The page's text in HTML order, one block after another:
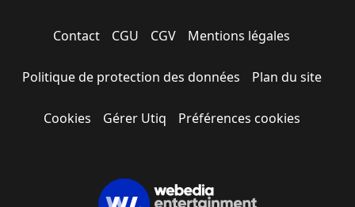
Contact CGU CGV Mentions légales
Politique de protection des données Plan du site
Cookies Gérer Utiq Préférences cookies